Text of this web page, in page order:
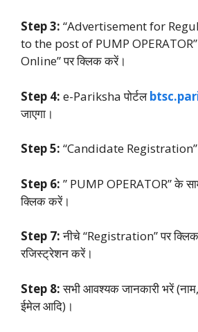
Step 3: “Advertisement for
to the post of PUMP
Online” पर क्लिक करें।
Step 4: e-Pariksha पोर्टल
जाएगा।
Step 5: “Candidate Registration”
Step 6: ” PUMP OPERATOR” के
क्लिक करें।
Step 7:नीचे “Registration” पर
रजिस्ट्रेशन करें।
Step 8:सभी आवश्यक जानकारी भरें (नाम,
ईमेल आदि)।